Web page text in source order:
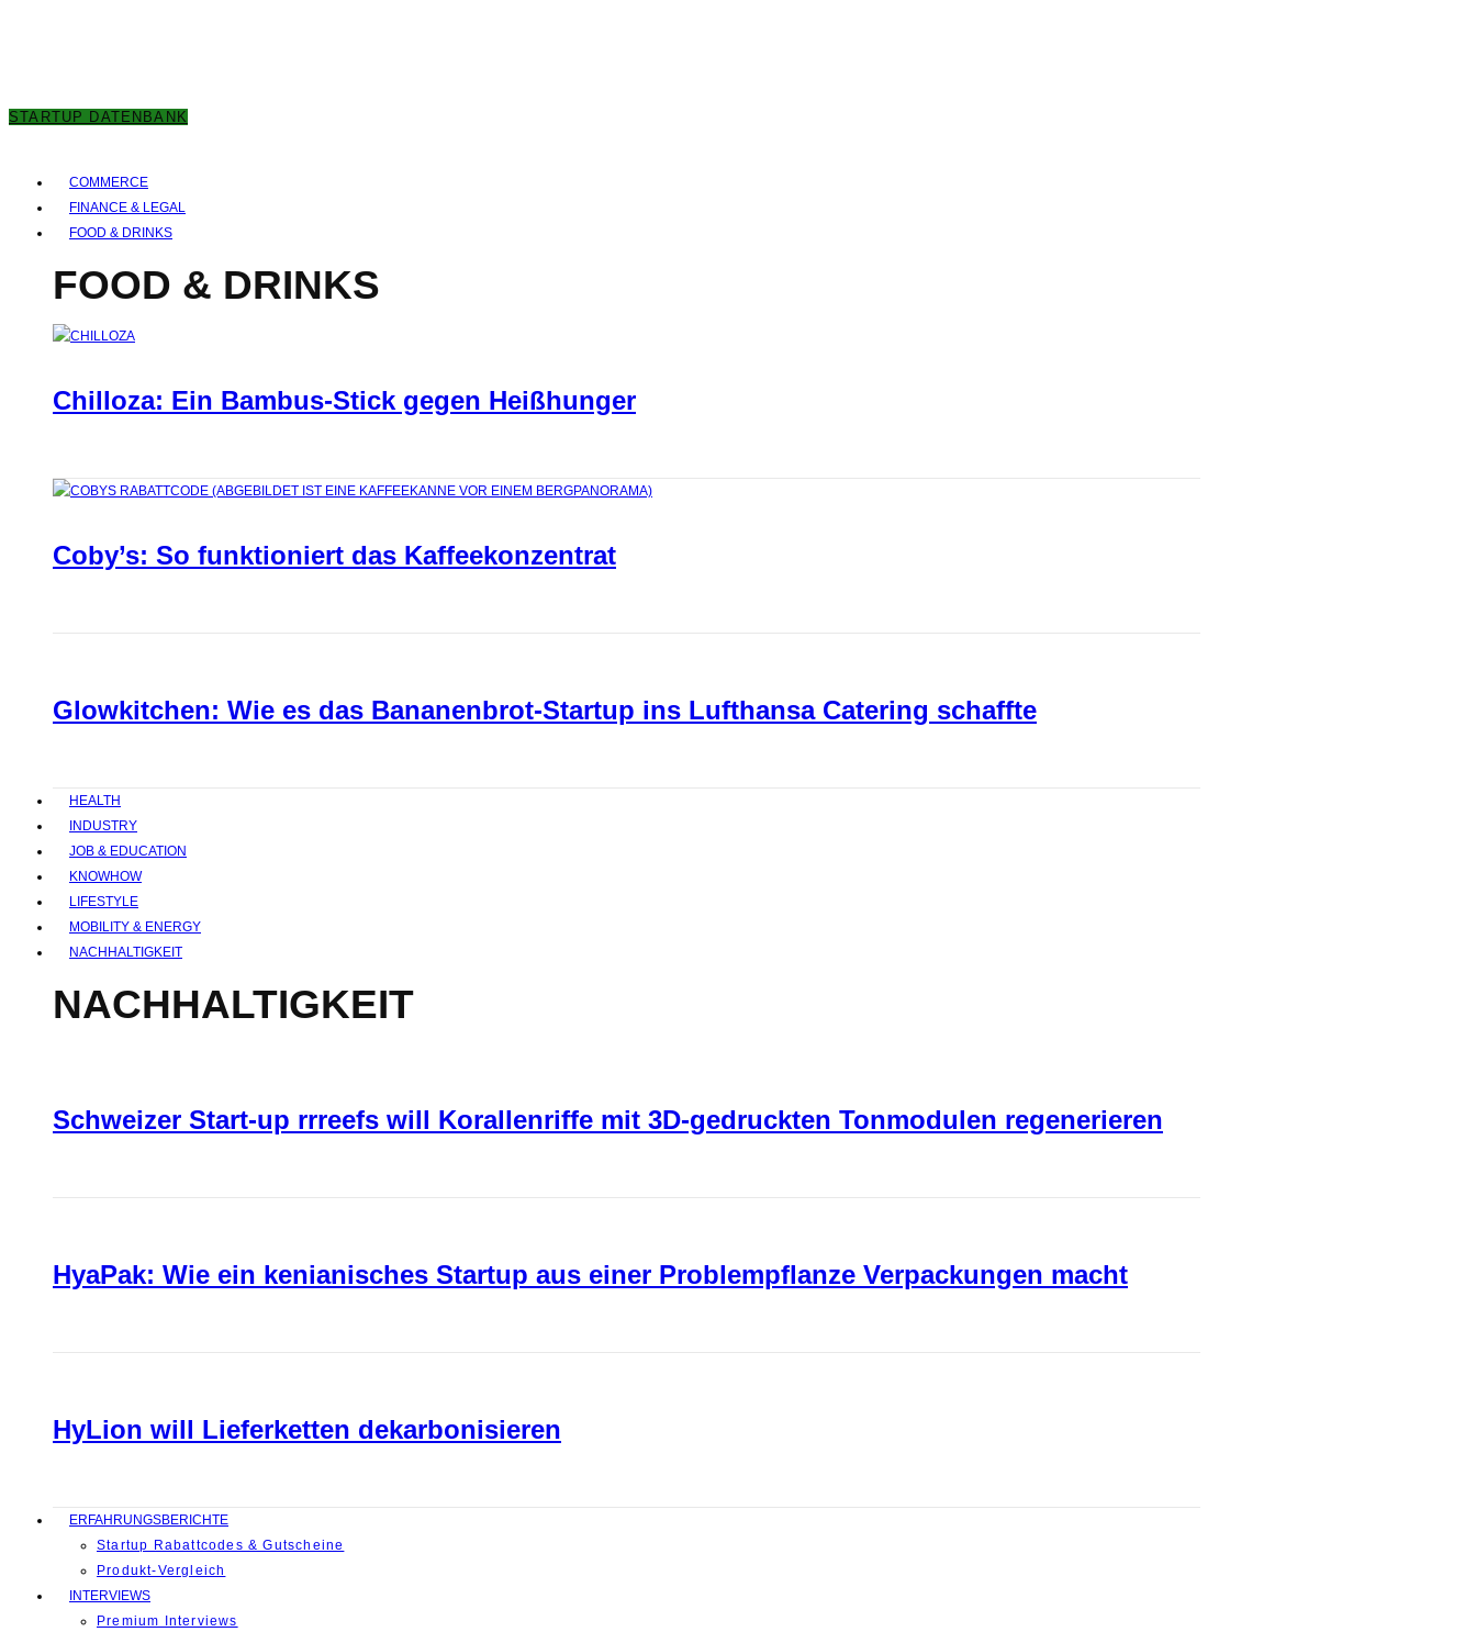
STARTUP DATENBANK
COMMERCE
FINANCE & LEGAL
FOOD & DRINKS
FOOD & DRINKS
Chilloza: Ein Bambus-Stick gegen Heißhunger
Coby’s: So funktioniert das Kaffeekonzentrat
Glowkitchen: Wie es das Bananenbrot-Startup ins Lufthansa Catering schaffte
HEALTH
INDUSTRY
JOB & EDUCATION
KNOWHOW
LIFESTYLE
MOBILITY & ENERGY
NACHHALTIGKEIT
NACHHALTIGKEIT
Schweizer Start-up rrreefs will Korallenriffe mit 3D-gedruckten Tonmodulen regenerieren
HyaPak: Wie ein kenianisches Startup aus einer Problempflanze Verpackungen macht
HyLion will Lieferketten dekarbonisieren
ERFAHRUNGSBERICHTE
Startup Rabattcodes & Gutscheine
Produkt-Vergleich
INTERVIEWS
Premium Interviews